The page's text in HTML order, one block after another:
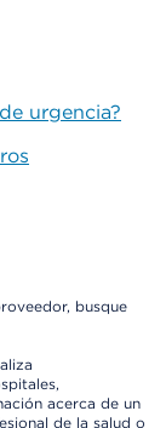
urgencia?
busque
acerca de un
de la salud o